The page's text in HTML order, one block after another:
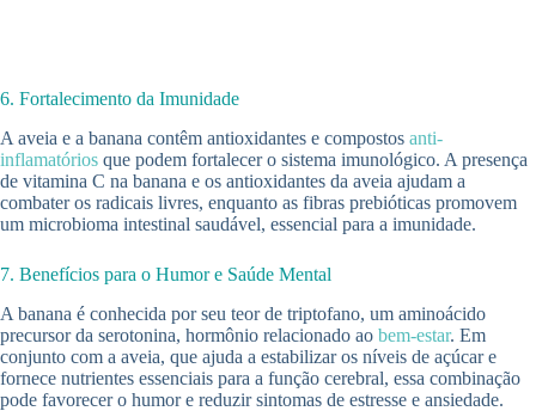
6. Fortalecimento da Imunidade
A aveia e a banana contêm antioxidantes e compostos anti-
inflamatórios que podem fortalecer o sistema imunológico. A presença
de vitamina C na banana e os antioxidantes da aveia ajudam a
combater os radicais livres, enquanto as fibras prebióticas promovem
um microbioma intestinal saudável, essencial para a imunidade.
7. Benefícios para o Humor e Saúde Mental
A banana é conhecida por seu teor de triptofano, um aminoácido
precursor da serotonina, hormônio relacionado ao bem-estar. Em
conjunto com a aveia, que ajuda a estabilizar os níveis de açúcar e
fornece nutrientes essenciais para a função cerebral, essa combinação
pode favorecer o humor e reduzir sintomas de estresse e ansiedade.